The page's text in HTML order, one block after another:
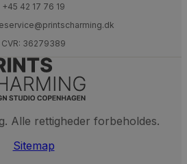
+45 42 17 76 19
CVR: 36279389
Alle rettigheder forbeholdes.
Sitemap